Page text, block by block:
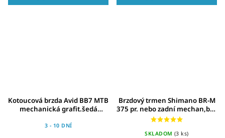
Kotoucová brzda Avid BB7 MTB
mechanická grafit.šedá
3 - 10 DNÍ
Brzdový trmen Shimano BR-M
375 pr. nebo zadní mechan,bez
kotouce,cerná
SKLADOM (3 ks)